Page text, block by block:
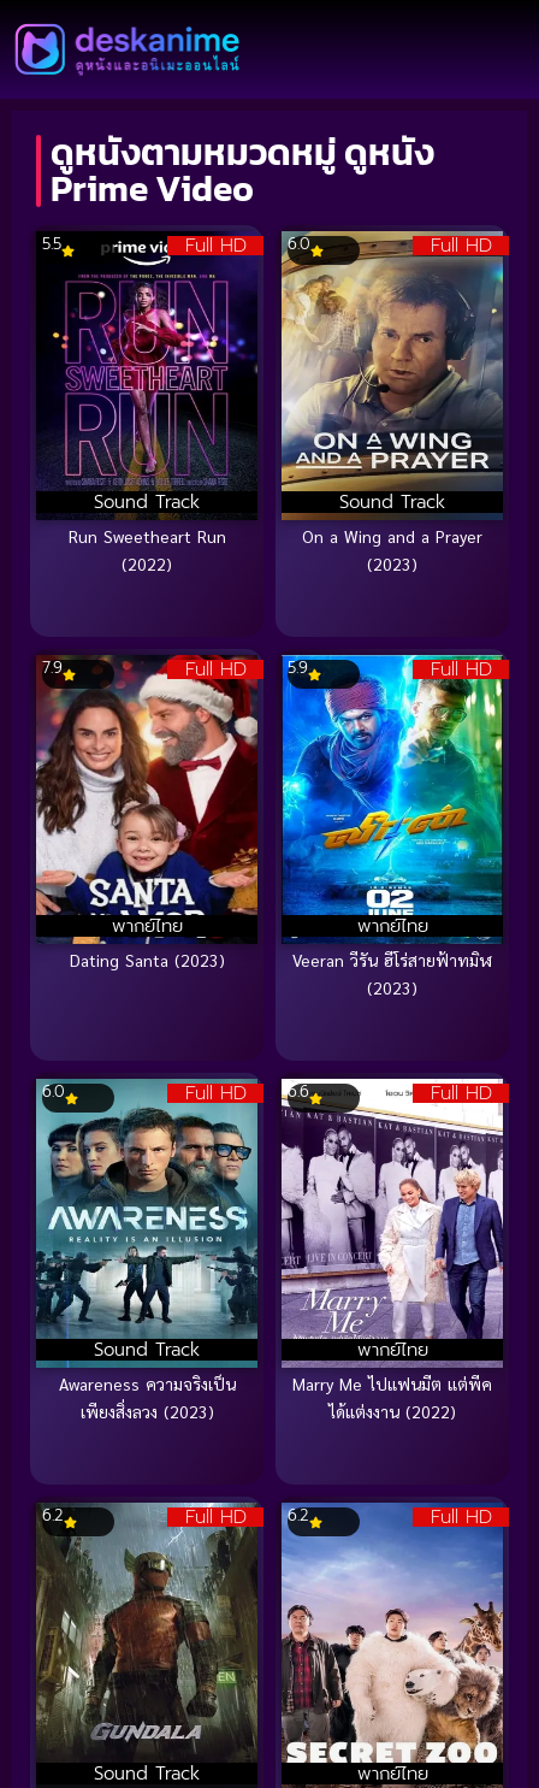
ดูหนังตามหมวดหมู่ ดูหนัง
Prime Video
Full HD
Sound Track
5.5
Run Sweetheart Run
(2022)
Full HD
Sound Track
6.0
On a Wing and a Prayer
(2023)
Full HD
พากย์ไทย
7.9
Dating Santa (2023)
Full HD
พากย์ไทย
5.9
Veeran วีรัน ฮีโร่สายฟ้าทมิฬ
(2023)
Full HD
Sound Track
6.0
Awareness ความจริงเป็น
เพียงสิ่งลวง (2023)
Full HD
พากย์ไทย
6.6
Marry Me ไปแฟนมีต แต่พีค
ได้แต่งงาน (2022)
Full HD
Sound Track
6.2 Full HD
พากย์ไทย
6.2